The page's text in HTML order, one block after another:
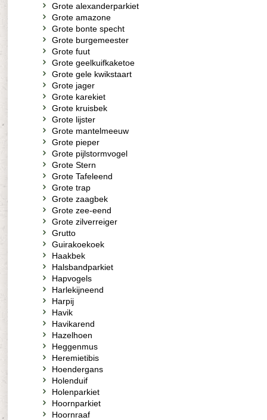
Grote alexanderparkiet
Grote amazone
Grote bonte specht
Grote burgemeester
Grote fuut
Grote geelkuifkaketoe
Grote gele kwikstaart
Grote jager
Grote karekiet
Grote kruisbek
Grote lijster
Grote mantelmeeuw
Grote pieper
Grote pijlstormvogel
Grote Stern
Grote Tafeleend
Grote trap
Grote zaagbek
Grote zee-eend
Grote zilverreiger
Grutto
Guirakoekoek
Haakbek
Halsbandparkiet
Hapvogels
Harlekijneend
Harpij
Havik
Havikarend
Hazelhoen
Heggenmus
Heremietibis
Hoendergans
Holenduif
Holenparkiet
Hoornparkiet
Hoornraaf